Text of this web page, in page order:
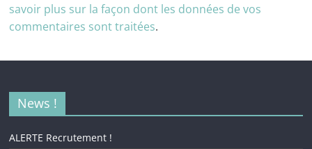
savoir plus sur la façon dont les données de vos
commentaires sont traitées.
News !
ALERTE Recrutement !